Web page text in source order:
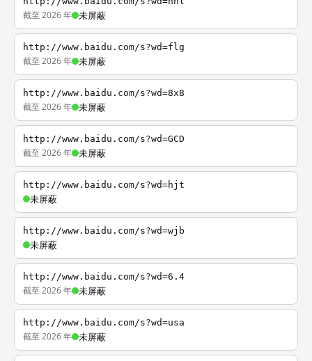
截至 2026 年 未屏蔽
http://www.baidu.com/s?wd=flg
截至 2026 年 未屏蔽
http://www.baidu.com/s?wd=8x8
截至 2026 年 未屏蔽
http://www.baidu.com/s?wd=GCD
截至 2026 年 未屏蔽
http://www.baidu.com/s?wd=hjt
未屏蔽
http://www.baidu.com/s?wd=wjb
未屏蔽
http://www.baidu.com/s?wd=6.4
截至 2026 年 未屏蔽
http://www.baidu.com/s?wd=usa
截至 2026 年 未屏蔽